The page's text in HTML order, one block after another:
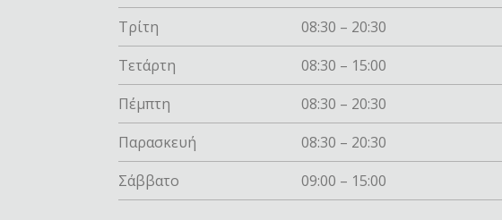
Τρίτη
08:30 – 20:30
Τετάρτη
08:30 – 15:00
Πέμπτη
08:30 – 20:30
Παρασκευή
08:30 – 20:30
Σάββατο
09:00 – 15:00